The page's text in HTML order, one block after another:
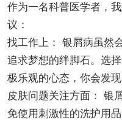
作为一名科普医学者，
议：
找工作上： 银屑病虽然
追求梦想的绊脚石。选
极乐观的心态，你会发
皮肤问题关注方面： 银
免使用刺激性的洗护用